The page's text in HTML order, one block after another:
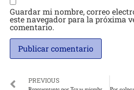
Guardar mi nombre, correo
este navegador para la próxima
comentario.
PREVIOUS